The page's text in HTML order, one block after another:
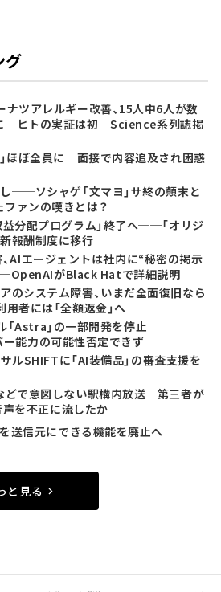
グ
ナツアレルギー改善、15人中6人が数
ヒトの実証は初 Science系列誌掲
ほぼ全員に 面接で内容追及され困惑
──ソシャゲ「文マヨ」サ終の顛末と
ァンの嘆きとは？
益分配プログラム」終了へ──「オリジ
報酬制度に移行
AIエージェントは社内に“秘密の掲示
がBlack Hatで詳細説明
のシステム障害、いまだ全面復旧なら
者には「全額返金」へ
「Astra」の一部開発を停止
ー能力の可能性否定できず
ルSHIFTに「AI装備品」の審査支援を
どで意図しない駅構内放送 第三者が
を不正に流したか
送信元にできる機能を廃止へ
と見る